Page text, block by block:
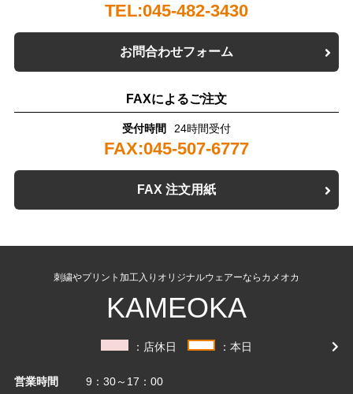
TEL:045-482-3430
お問合わせフォーム
FAXによるご注文
受付時間 24時間受付
FAX:045-507-6777
FAX 注文用紙
刺繍やプリント加工入りオリジナルウェアーならカメオカ
KAMEOKA
：店休日 ：本日
営業時間 9：30～17：00